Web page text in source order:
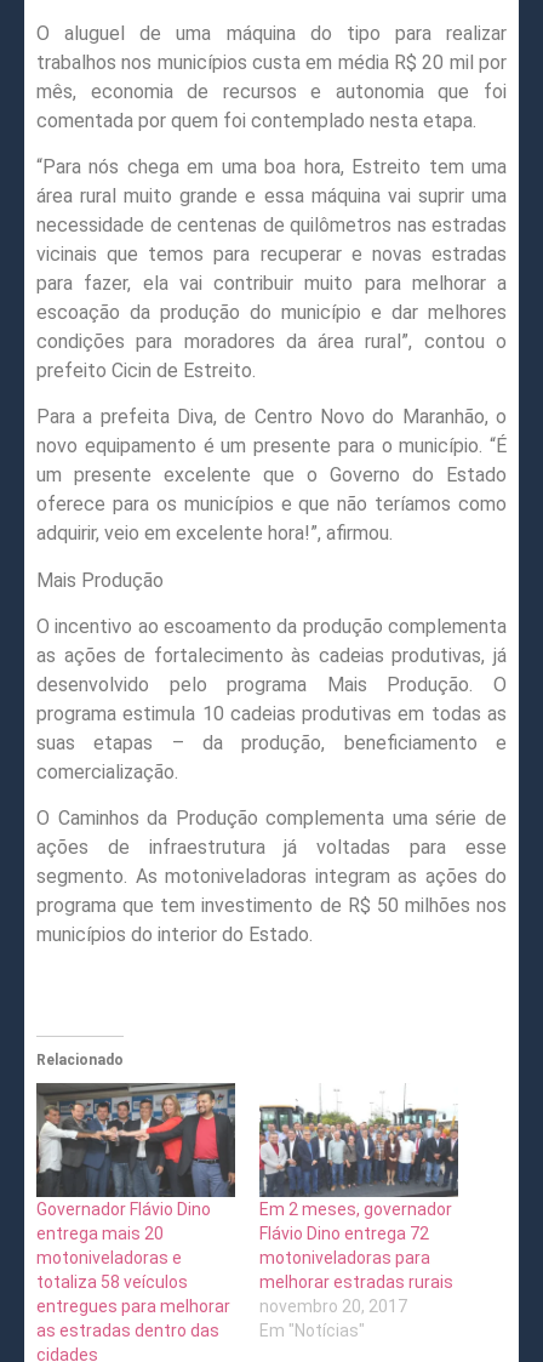
O aluguel de uma máquina do tipo para realizar
trabalhos nos municípios custa em média R$ 20 mil por
mês, economia de recursos e autonomia que foi
comentada por quem foi contemplado nesta etapa.
“Para nós chega em uma boa hora, Estreito tem uma
área rural muito grande e essa máquina vai suprir uma
necessidade de centenas de quilômetros nas estradas
vicinais que temos para recuperar e novas estradas
para fazer, ela vai contribuir muito para melhorar a
escoação da produção do município e dar melhores
condições para moradores da área rural”, contou o
prefeito Cicin de Estreito.
Para a prefeita Diva, de Centro Novo do Maranhão, o
novo equipamento é um presente para o município. “É
um presente excelente que o Governo do Estado
oferece para os municípios e que não teríamos como
adquirir, veio em excelente hora!”, afirmou.
Mais Produção
O incentivo ao escoamento da produção complementa
as ações de fortalecimento às cadeias produtivas, já
desenvolvido pelo programa Mais Produção. O
programa estimula 10 cadeias produtivas em todas as
suas etapas – da produção, beneficiamento e
comercialização.
O Caminhos da Produção complementa uma série de
ações de infraestrutura já voltadas para esse
segmento. As motoniveladoras integram as ações do
programa que tem investimento de R$ 50 milhões nos
municípios do interior do Estado.
Relacionado
Governador Flávio Dino
entrega mais 20
motoniveladoras e
totaliza 58 veículos
entregues para melhorar
as estradas dentro das
cidades
Em 2 meses, governador
Flávio Dino entrega 72
motoniveladoras para
melhorar estradas rurais
novembro 20, 2017
Em "Notícias"